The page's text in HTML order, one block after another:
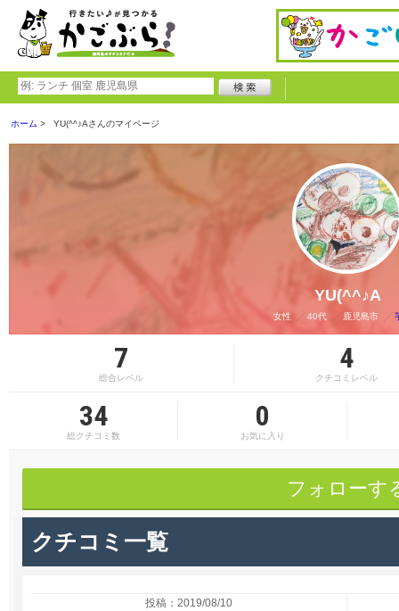
ホーム YU(^^♪Aさんのマイページ
YU(^^♪A
女性 40代 鹿児島市
7
総合レベル
4
クチコミレベル
34
総クチコミ数
0
お気に入り
フォローす
クチコミ一覧
投稿：2019/08/10